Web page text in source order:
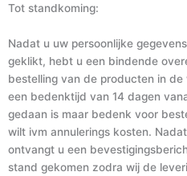
Tot standkoming:
Nadat u uw persoonlijke
geklikt, hebt u een bindende
bestelling van de producten in
een bedenktijd van 14 dagen
gedaan is maar bedenk voor
wilt ivm annulerings kosten.
ontvangt u een
stand gekomen zodra wij de